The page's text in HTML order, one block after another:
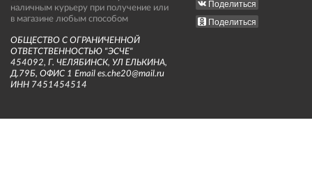
наличным курьеру при получение или
в магазине любым способом
ОБЩЕСТВО С ОГРАНИЧЕННОЙ
ОТВЕТСТВЕННОСТЬЮ "ЭСЧЕ"
454092, Г. ЧЕЛЯБИНСК, УЛ ЕЛЬКИНА,
Д.79Б, ОФИС 1 Email es.che20@mail.ru
ИНН 7451454514
Поделиться
Поделиться